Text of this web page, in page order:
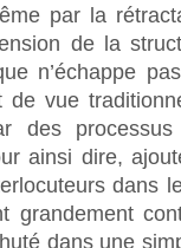
par la
de la
n’échappe
vue
des
ainsi dire,
dans
grandement
dans une